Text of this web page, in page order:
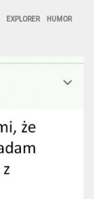
EXPLORER HUMOR